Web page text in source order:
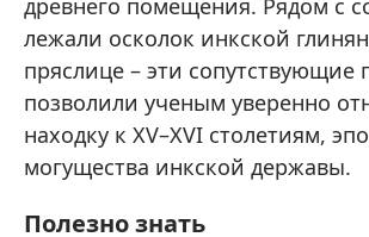
древнего помещения. Рядом с
лежали осколок инкской
пряслице – эти сопутствующие
позволили ученым уверенно
находку к XV–XVI столетиям,
могущества инкской державы.
Полезно знать